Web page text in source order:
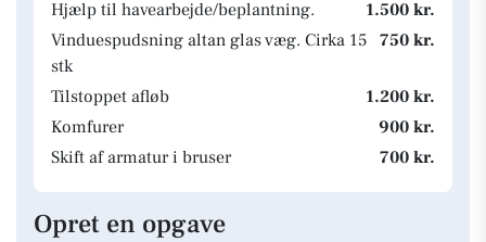
Hjælp til havearbejde/beplantning.
1.500 kr.
Vinduespudsning altan glas væg. Cirka 15
stk
750 kr.
Tilstoppet afløb
1.200 kr.
Komfurer
900 kr.
Skift af armatur i bruser
700 kr.
Opret en opgave